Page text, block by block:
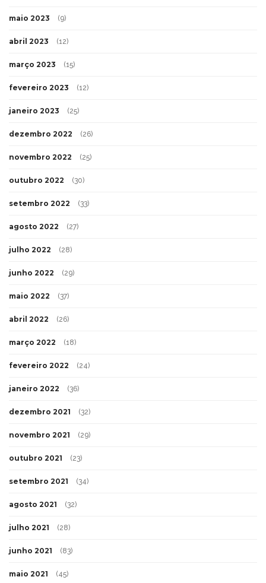
maio 2023 (9)
abril 2023 (12)
março 2023 (15)
fevereiro 2023 (12)
janeiro 2023 (25)
dezembro 2022 (26)
novembro 2022 (25)
outubro 2022 (30)
setembro 2022 (33)
agosto 2022 (27)
julho 2022 (28)
junho 2022 (29)
maio 2022 (37)
abril 2022 (26)
março 2022 (18)
fevereiro 2022 (24)
janeiro 2022 (36)
dezembro 2021 (32)
novembro 2021 (29)
outubro 2021 (23)
setembro 2021 (34)
agosto 2021 (32)
julho 2021 (28)
junho 2021 (83)
maio 2021 (45)